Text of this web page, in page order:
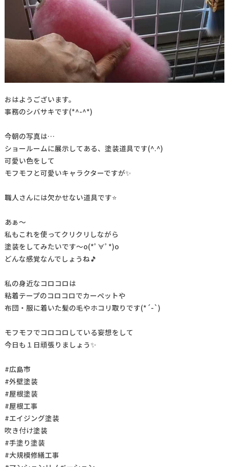
おはようございます。
事務のシバサキです(*^-^*)
今朝の写真は…
ショールームに展示してある、塗装道具です(^.^)
可愛い色をして
モフモフと可愛いキャラクターですが✨
職人さんには欠かせない道具です⭐
あぁ～
私もこれを使ってクリクリしながら
塗装をしてみたいです～o(*ﾟ∀ﾟ*)o
どんな感覚なんでしょうね🎵
私の身近なコロコロは
粘着テープのコロコロでカーペットや
布団・服に着いた髪の毛やホコリ取りです(*´-`)
モフモフでコロコロしている妄想をして
今日も１日頑張りましょう✨
#広島市
#外壁塗装
#屋根塗装
#屋根工事
#エイジング塗装
吹き付け塗装
#手塗り塗装
#大規模修繕工事